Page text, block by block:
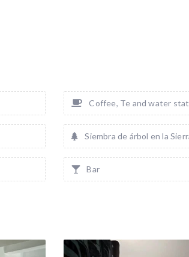
Coffee, Te and water
Siembra de árbol en la
Bar